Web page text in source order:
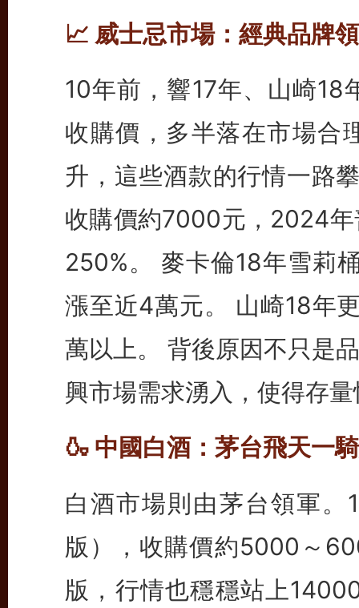
📈 威士忌市場：經典品牌
10年前，響17年、山崎18
收購價，多半落在市場合
升，這些酒款的行情一路
收購價約7000元，2024
250%。 麥卡倫18年雪莉
漲至近4萬元。 山崎18年
萬以上。 背後原因不只是
興市場需求湧入，使得存
🍶 中國白酒：茅台飛天一
白酒市場則由茅台領軍
版），收購價約5000～
版，行情也穩穩站上